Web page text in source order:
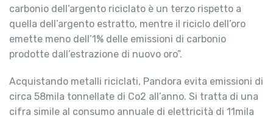
carbonio dell’argento riciclato è un terzo rispetto a
quella dell’argento estratto, mentre il riciclo dell’oro
emette meno dell’1% delle emissioni di carbonio
prodotte dall’estrazione di nuovo oro”.
Acquistando metalli riciclati, Pandora evita emissioni di
circa 58mila tonnellate di Co2 all’anno. Si tratta di una
cifra simile al consumo annuale di elettricità di 11mila